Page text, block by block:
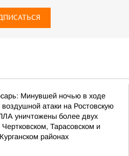
Минувшей ночью в ходе
атаки на Ростовскую
уничтожены более двух
Чертковском, Тарасовском и
районах